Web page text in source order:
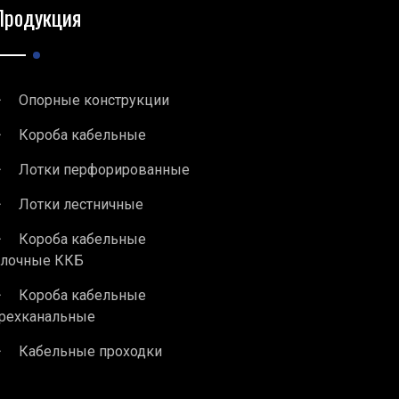
Опорные конструкции
Короба кабельные
Лотки перфорированные
Лотки лестничные
Короба кабельные
ККБ
Короба кабельные
Кабельные проходки